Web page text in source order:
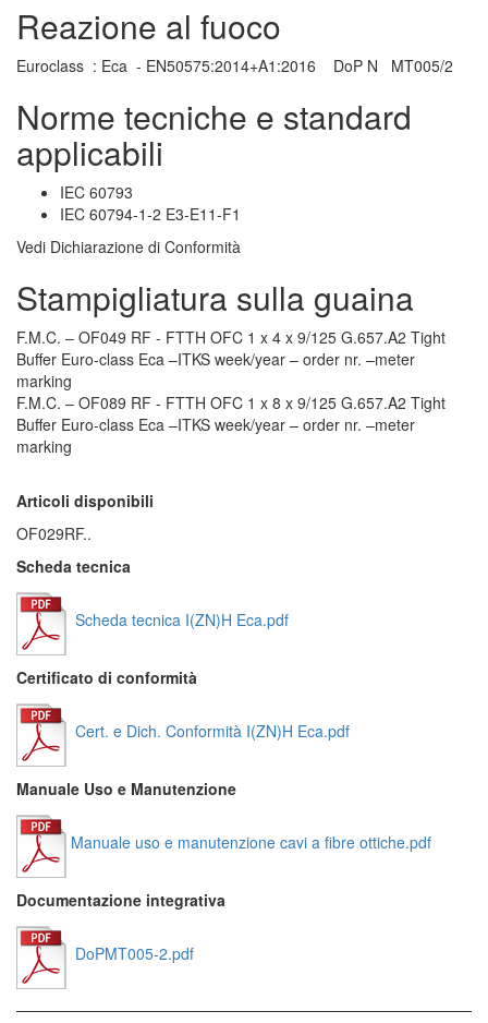
Reazione al fuoco
Euroclass : Eca - EN50575:2014+A1:2016 DoP N MT005/2
Norme tecniche e standard
applicabili
IEC 60793
IEC 60794-1-2 E3-E11-F1
Vedi Dichiarazione di Conformità
Stampigliatura sulla guaina
F.M.C. – OF049 RF - FTTH OFC 1 x 4 x 9/125 G.657.A2 Tight
Buffer Euro-class Eca –ITKS week/year – order nr. –meter
marking
F.M.C. – OF089 RF - FTTH OFC 1 x 8 x 9/125 G.657.A2 Tight
Buffer Euro-class Eca –ITKS week/year – order nr. –meter
marking
Articoli disponibili
OF029RF..
Scheda tecnica
Scheda tecnica I(ZN)H Eca.pdf
Certificato di conformità
Cert. e Dich. Conformità I(ZN)H Eca.pdf
Manuale Uso e Manutenzione
Manuale uso e manutenzione cavi a fibre ottiche.pdf
Documentazione integrativa
DoPMT005-2.pdf